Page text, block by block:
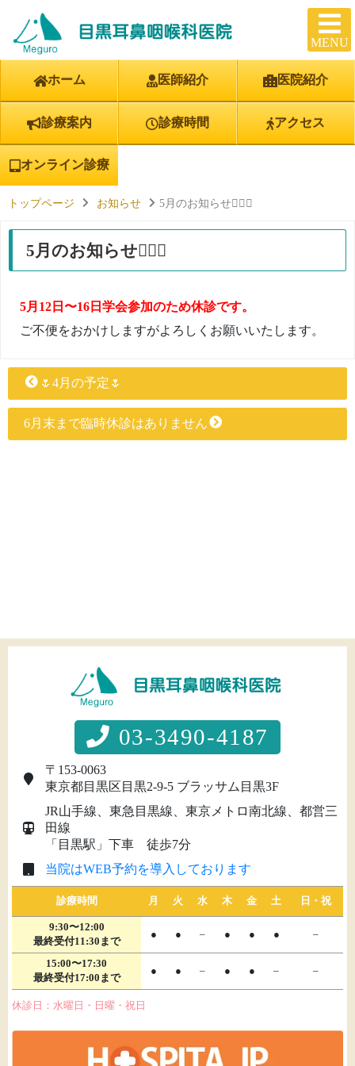
MENU
ホーム 医師紹介 医院紹介
診療案内 診療時間 アクセス
オンライン診療
トップページ お知らせ 5月のお知らせ💁🏻‍♀️
5月のお知らせ💁🏻‍♀️
5月12日〜16日学会参加のため休診です。
ご不便をおかけしますがよろしくお願いいたします。
🌷4月の予定🌷
6月末まで臨時休診はありません
03-3490-4187
〒153-0063
東京都目黒区目黒2-9-5 ブラッサム目黒3F
JR山手線、東急目黒線、東京メトロ南北線、都営三
田線
「目黒駅」下車 徒歩7分
当院はWEB予約を導入しております
休診日：水曜日・日曜・祝日
診療時間 月 火 水 木 金 土 日・祝
9:30〜12:00
最終受付11:30まで
● ● – ● ● ● –
15:00〜17:30
最終受付17:00まで
● ● – ● ● – –